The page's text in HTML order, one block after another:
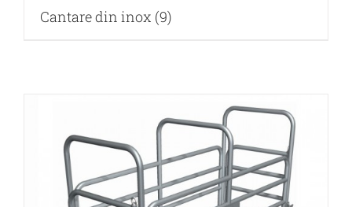
Cantare din inox (9)